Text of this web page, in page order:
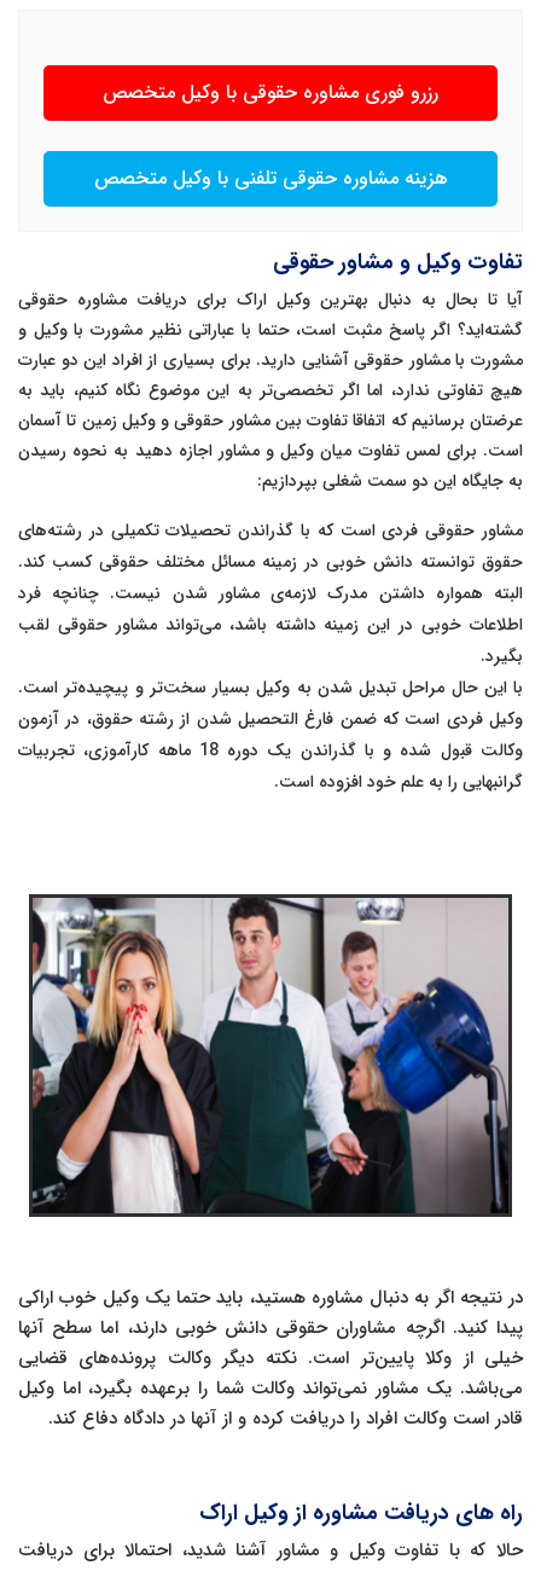
رزرو فوری مشاوره حقوقی با وکیل متخصص
هزینه مشاوره حقوقی تلفنی با وکیل متخصص
تفاوت وکیل و مشاور حقوقی
آیا تا بحال به دنبال بهترین وکیل اراک برای دریافت مشاوره حقوقی
گشته‌اید؟ اگر پاسخ مثبت است، حتما با عباراتی نظیر مشورت با وکیل و
مشورت با مشاور حقوقی آشنایی دارید. برای بسیاری از افراد این دو عبارت
هیچ تفاوتی ندارد، اما اگر تخصصی‌تر به این موضوع نگاه کنیم، باید به
عرضتان برسانیم که اتفاقا تفاوت بین مشاور حقوقی و وکیل زمین تا آسمان
است. برای لمس تفاوت میان وکیل و مشاور اجازه دهید به نحوه رسیدن
به جایگاه این دو سمت شغلی بپردازیم:
مشاور حقوقی فردی است که با گذراندن تحصیلات تکمیلی در رشته‌های
حقوق توانسته دانش خوبی در زمینه مسائل مختلف حقوقی کسب کند.
البته همواره داشتن مدرک لازمه‌ی مشاور شدن نیست. چنانچه فرد
اطلاعات خوبی در این زمینه داشته باشد، می‌تواند مشاور حقوقی لقب
بگیرد.
با این حال مراحل تبدیل شدن به وکیل بسیار سخت‌تر و پیچیده‌تر است.
وکیل فردی است که ضمن فارغ التحصیل شدن از رشته حقوق، در آزمون
وکالت قبول شده و با گذراندن یک دوره 18 ماهه کارآموزی، تجربیات
گرانبهایی را به علم خود افزوده است.
در نتیجه اگر به دنبال مشاوره هستید، باید حتما یک وکیل خوب اراکی
پیدا کنید. اگرچه مشاوران حقوقی دانش خوبی دارند، اما سطح آنها
خیلی از وکلا پایین‌تر است. نکته دیگر وکالت پرونده‌های قضایی
می‌باشد. یک مشاور نمی‌تواند وکالت شما را برعهده بگیرد، اما وکیل
قادر است وکالت افراد را دریافت کرده و از آنها در دادگاه دفاع کند.
راه های دریافت مشاوره از وکیل اراک
حالا که با تفاوت وکیل و مشاور آشنا شدید، احتمالا برای دریافت